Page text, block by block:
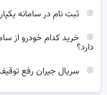
ثبت نام در سامانه
خرید کدام خودرو از
دارد؟
سریال جیران رفع